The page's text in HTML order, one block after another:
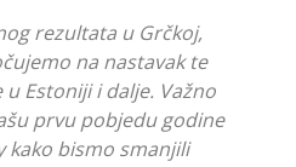
rezultata u Grčkoj,
na nastavak te
Estoniji i dalje. Važno
prvu pobjedu godine
kako bismo smanjili